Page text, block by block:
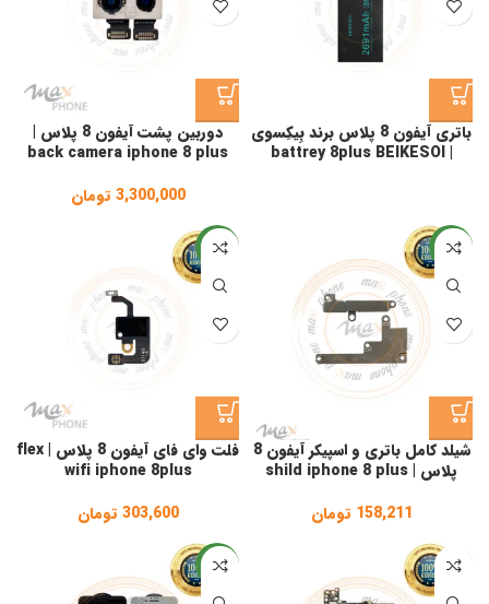
باتری آیفون 8 پلاس برند بِیکِسوی
| battrey 8plus BEIKESOI
دوربین پشت آیفون 8 پلاس |
back camera iphone 8 plus
3,300,000 تومان
جدید
شیلد کامل باتری و اسپیکر آیفون 8
پلاس | shild iphone 8 plus
158,211 تومان
جدید
فلت وای فای آیفون 8 پلاس | flex
wifi iphone 8plus
303,600 تومان
جدید